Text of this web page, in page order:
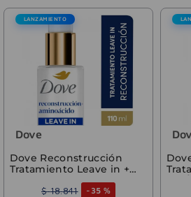
LANZAMIENTO
Dove
Dove Reconstrucción
Tratamiento Leave in +
Aminoácidos 110ml
$ 18.841 - 35 %
Tri-